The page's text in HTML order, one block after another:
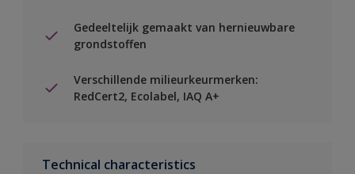
Gedeeltelijk gemaakt van hernieuwbare
grondstoffen
Verschillende milieurkeurmerken:
RedCert2, Ecolabel, IAQ A+
Technical characteristics